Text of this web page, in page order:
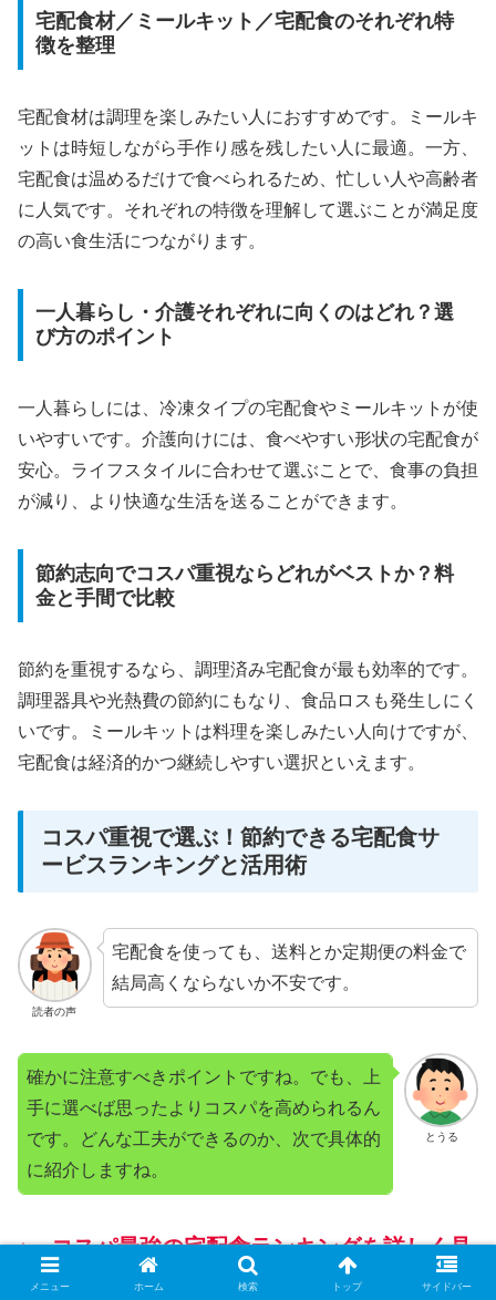
宅配食材／ミールキット／宅配食のそれぞれ特
徴を整理
宅配食材は調理を楽しみたい人におすすめです。ミールキ
ットは時短しながら手作り感を残したい人に最適。一方、
宅配食は温めるだけで食べられるため、忙しい人や高齢者
に人気です。それぞれの特徴を理解して選ぶことが満足度
の高い食生活につながります。
一人暮らし・介護それぞれに向くのはどれ？選
び方のポイント
一人暮らしには、冷凍タイプの宅配食やミールキットが使
いやすいです。介護向けには、食べやすい形状の宅配食が
安心。ライフスタイルに合わせて選ぶことで、食事の負担
が減り、より快適な生活を送ることができます。
節約志向でコスパ重視ならどれがベストか？料
金と手間で比較
節約を重視するなら、調理済み宅配食が最も効率的です。
調理器具や光熱費の節約にもなり、食品ロスも発生しにく
いです。ミールキットは料理を楽しみたい人向けですが、
宅配食は経済的かつ継続しやすい選択といえます。
コスパ重視で選ぶ！節約できる宅配食サ
ービスランキングと活用術
読者の声
宅配食を使っても、送料とか定期便の料金で
結局高くならないか不安です。
とうる
確かに注意すべきポイントですね。でも、上
手に選べば思ったよりコスパを高められるん
です。どんな工夫ができるのか、次で具体的
に紹介しますね。
↓ コスパ最強の宅配食ランキングを詳しく見
る ↓
メニュー ホーム 検索 トップ サイドバー